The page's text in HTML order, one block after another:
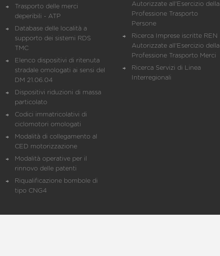
Trasporto delle merci
deperibili - ATP
Database delle località a
supporto dei sistemi RDS
TMC
Elenco dispositivi di ritenuta
stradale omologati ai sensi del
DM 21.06.04
Dispositivi riduzioni di massa
particolato
Codici immatricolativi di
ciclomotori omologati
Modalità di collegamento al
CED motorizzazione
Modalità operative per il
rinnovo delle patenti
Riqualificazione bombole di
tipo CNG4
Autorizzate all'Esercizio della
Professione Trasporto
Persone
Ricerca Imprese iscritte REN
Autorizzate all'Esercizio della
Professione Trasporto Merci
Ricerca Servizi di Linea
Interregionali